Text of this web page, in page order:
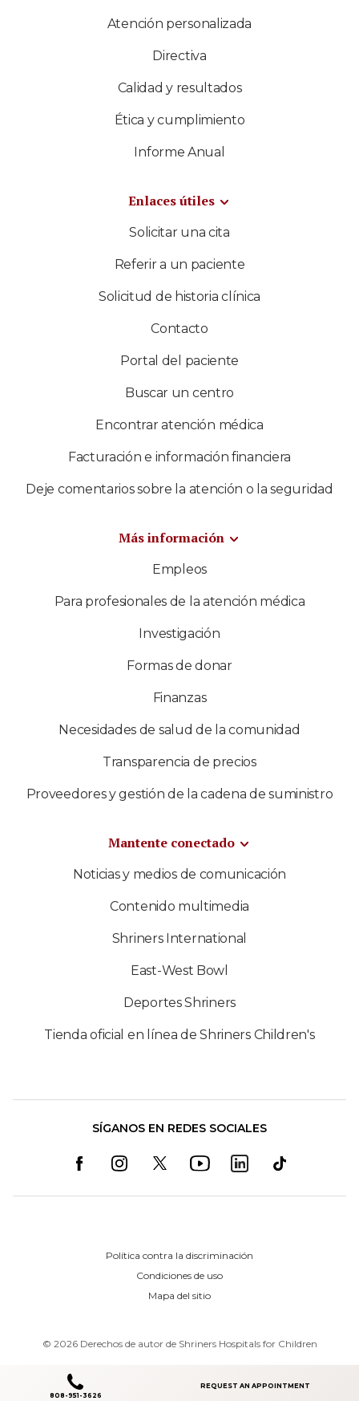
Atención personalizada
Directiva
Calidad y resultados
Ética y cumplimiento
Informe Anual
Enlaces útiles
Solicitar una cita
Referir a un paciente
Solicitud de historia clínica
Contacto
Portal del paciente
Buscar un centro
Encontrar atención médica
Facturación e información financiera
Deje comentarios sobre la atención o la seguridad
Más información
Empleos
Para profesionales de la atención médica
Investigación
Formas de donar
Finanzas
Necesidades de salud de la comunidad
Transparencia de precios
Proveedores y gestión de la cadena de suministro
Mantente conectado
Noticias y medios de comunicación
Contenido multimedia
Shriners International
East-West Bowl
Deportes Shriners
Tienda oficial en línea de Shriners Children's
SÍGANOS EN REDES SOCIALES
Política contra la discriminación
Condiciones de uso
Mapa del sitio
© 2026 Derechos de autor de Shriners Hospitals for Children
808-951-3626
REQUEST AN APPOINTMENT